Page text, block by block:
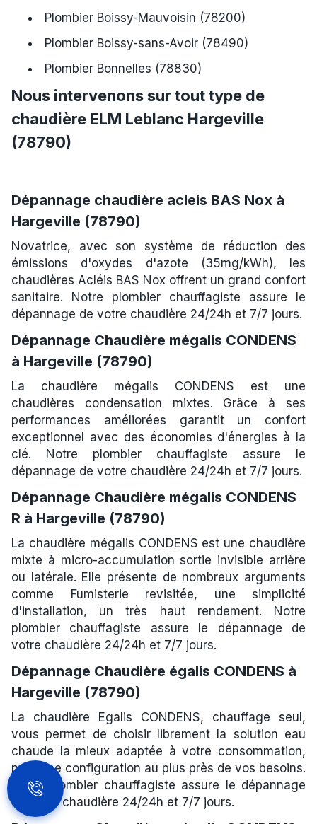
Plombier Boissy-Mauvoisin (78200)
Plombier Boissy-sans-Avoir (78490)
Plombier Bonnelles (78830)
Nous intervenons sur tout type de
chaudière ELM Leblanc Hargeville
(78790)
Dépannage chaudière acleis BAS Nox à
Hargeville (78790)
Novatrice, avec son système de réduction des
émissions d'oxydes d'azote (35mg/kWh), les
chaudières Acléis BAS Nox offrent un grand confort
sanitaire. Notre plombier chauffagiste assure le
dépannage de votre chaudière 24/24h et 7/7 jours.
Dépannage Chaudière mégalis CONDENS
à Hargeville (78790)
La chaudière mégalis CONDENS est une
chaudières condensation mixtes. Grâce à ses
performances améliorées garantit un confort
exceptionnel avec des économies d'énergies à la
clé. Notre plombier chauffagiste assure le
dépannage de votre chaudière 24/24h et 7/7 jours.
Dépannage Chaudière mégalis CONDENS
R à Hargeville (78790)
La chaudière mégalis CONDENS est une chaudière
mixte à micro-accumulation sortie invisible arrière
ou latérale. Elle présente de nombreux arguments
comme Fumisterie revisitée, une simplicité
d'installation, un très haut rendement. Notre
plombier chauffagiste assure le dépannage de
votre chaudière 24/24h et 7/7 jours.
Dépannage Chaudière égalis CONDENS à
Hargeville (78790)
La chaudière Egalis CONDENS, chauffage seul,
vous permet de choisir librement la solution eau
chaude la mieux adaptée à votre consommation,
pour une configuration au plus près de vos besoins.
Notre plombier chauffagiste assure le dépannage
de votre chaudière 24/24h et 7/7 jours.